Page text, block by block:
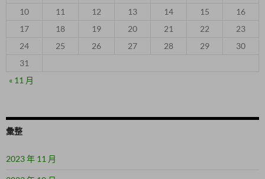
10
11 12 13 14 15
16
17
18 19 20 21 22
23
24
25 26 27 28 29
30
31
« 11 月
彙整
2023 年 11 月